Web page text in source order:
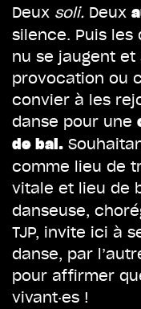
Deux soli. Deux
silence. Puis les
nu se jaugent
provocation ou
convier à les
danse pour une
de bal.
comme lieu de
vitale et lieu de
danseuse,
TJP, invite ici à
danse, par
pour affirmer
vivant·es !